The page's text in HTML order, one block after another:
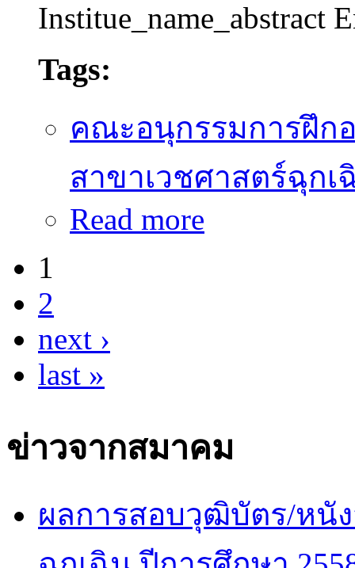
Institue_name_abstract
Tags:
คณะอนุกรรมการฝึก
สาขาเวชศาสตร์ฉุกเ
Read more
Pages
1
2
next ›
last »
ข่าวจากสมาคม
ผลการสอบวุฒิบัตร/หนั